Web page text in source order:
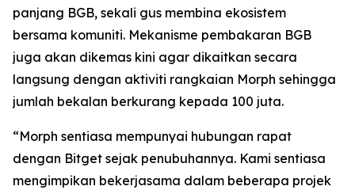
panjang BGB, sekali gus membina ekosistem
bersama komuniti. Mekanisme pembakaran BGB
juga akan dikemas kini agar dikaitkan secara
langsung dengan aktiviti rangkaian Morph sehingga
jumlah bekalan berkurang kepada 100 juta.
“Morph sentiasa mempunyai hubungan rapat
dengan Bitget sejak penubuhannya. Kami sentiasa
mengimpikan bekerjasama dalam beberapa projek